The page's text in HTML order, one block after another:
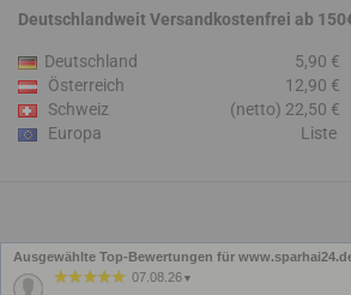
Deutschlandweit Versandkostenfrei ab
Deutschland
5,90 €
Österreich
12,90 €
Schweiz
(netto) 22,50 €
Europa
Liste
Ausgewählte Top-Bewertungen für
07.08.26 ▼